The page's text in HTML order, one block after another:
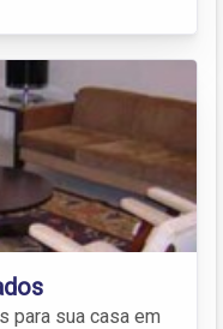
para sua casa em